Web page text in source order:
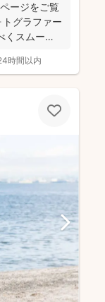
ージをご覧
グラファー
くスムーズ
時間以内